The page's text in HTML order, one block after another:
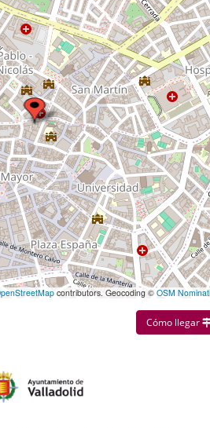
contributors. Geocoding © OSM
Cómo llegar